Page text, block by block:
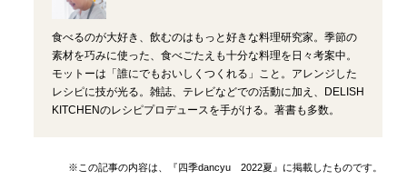
食べるのが大好き、飲むのはもっと好きな料理研究家。季節の
素材を巧みに使った、食べごたえも十分な料理を日々考案中。
モットーは「誰にでもおいしくつくれる」こと。アレンジした
レシピに技が光る。雑誌、テレビなどでの活動に加え、DELISH
KITCHENのレシピプロデュースを手がける。著書も多数。
※この記事の内容は、『四季dancyu 2022夏』に掲載したものです。